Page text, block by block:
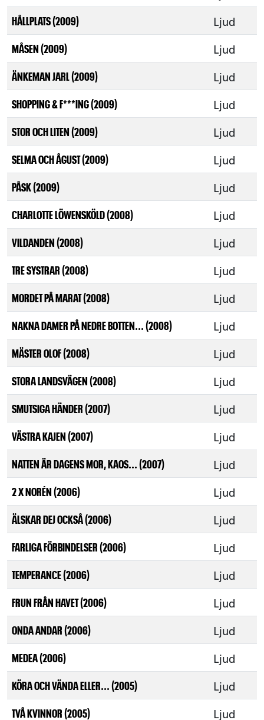
HÅLLPLATS (2009) Ljud
MÅSEN (2009) Ljud
ÄNKEMAN JARL (2009) Ljud
SHOPPING & F***ING (2009) Ljud
STOR OCH LITEN (2009) Ljud
SELMA OCH ÅGUST (2009) Ljud
PÅSK (2009) Ljud
CHARLOTTE LÖWENSKÖLD (2008) Ljud
VILDANDEN (2008) Ljud
TRE SYSTRAR (2008) Ljud
MORDET PÅ MARAT (2008) Ljud
NAKNA DAMER PÅ NEDRE BOTTEN... (2008) Ljud
MÄSTER OLOF (2008) Ljud
STORA LANDSVÄGEN (2008) Ljud
SMUTSIGA HÄNDER (2007) Ljud
VÄSTRA KAJEN (2007) Ljud
NATTEN ÄR DAGENS MOR, KAOS... (2007) Ljud
2 X NORÉN (2006) Ljud
ÄLSKAR DEJ OCKSÅ (2006) Ljud
FARLIGA FÖRBINDELSER (2006) Ljud
TEMPERANCE (2006) Ljud
FRUN FRÅN HAVET (2006) Ljud
ONDA ANDAR (2006) Ljud
MEDEA (2006) Ljud
KÖRA OCH VÄNDA ELLER... (2005) Ljud
TVÅ KVINNOR (2005) Ljud